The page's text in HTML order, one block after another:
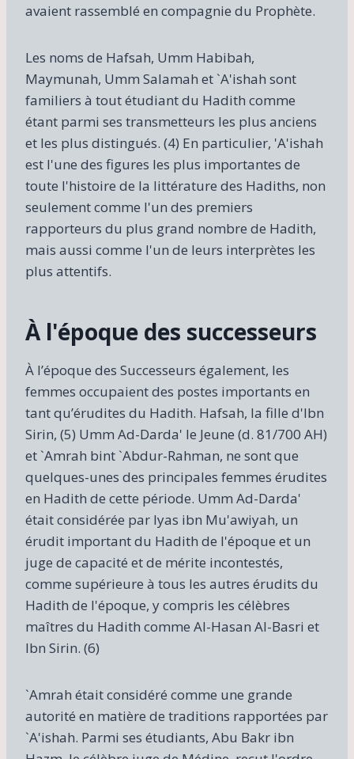
avaient rassemblé en compagnie du Prophète.
Les noms de Hafsah, Umm Habibah,
Maymunah, Umm Salamah et `A'ishah sont
familiers à tout étudiant du Hadith comme
étant parmi ses transmetteurs les plus anciens
et les plus distingués. (4) En particulier, 'A'ishah
est l'une des figures les plus importantes de
toute l'histoire de la littérature des Hadiths, non
seulement comme l'un des premiers
rapporteurs du plus grand nombre de Hadith,
mais aussi comme l'un de leurs interprètes les
plus attentifs.
À l'époque des successeurs
À l’époque des Successeurs également, les
femmes occupaient des postes importants en
tant qu’érudites du Hadith. Hafsah, la fille d'Ibn
Sirin, (5) Umm Ad-Darda' le Jeune (d. 81/700 AH)
et `Amrah bint `Abdur-Rahman, ne sont que
quelques-unes des principales femmes érudites
en Hadith de cette période. Umm Ad-Darda'
était considérée par Iyas ibn Mu'awiyah, un
érudit important du Hadith de l'époque et un
juge de capacité et de mérite incontestés,
comme supérieure à tous les autres érudits du
Hadith de l'époque, y compris les célèbres
maîtres du Hadith comme Al-Hasan Al-Basri et
Ibn Sirin. (6)
`Amrah était considéré comme une grande
autorité en matière de traditions rapportées par
`A'ishah. Parmi ses étudiants, Abu Bakr ibn